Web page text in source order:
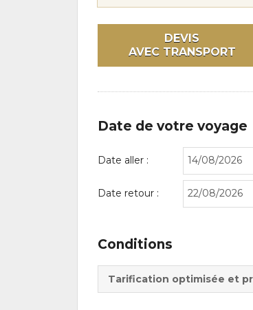
DEVIS
AVEC TRANSPORT
Date de votre voyage
Date aller :
Date retour :
Conditions
Tarification optimisée et